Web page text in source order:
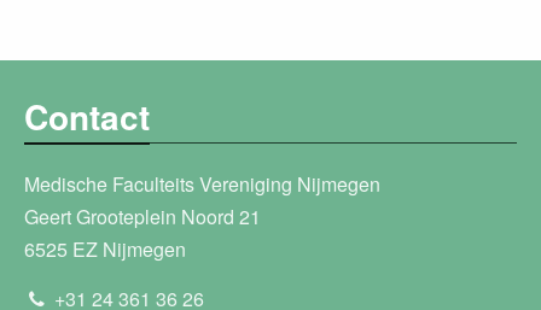
Contact
Medische Faculteits Vereniging Nijmegen
Geert Grooteplein Noord 21
6525 EZ Nijmegen
+31 24 361 36 26